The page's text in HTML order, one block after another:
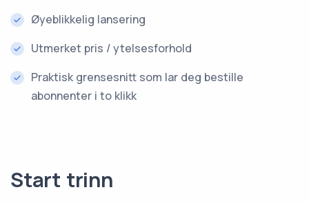
Øyeblikkelig lansering
Utmerket pris / ytelsesforhold
Praktisk grensesnitt som lar deg bestille
abonnenter i to klikk
Start trinn